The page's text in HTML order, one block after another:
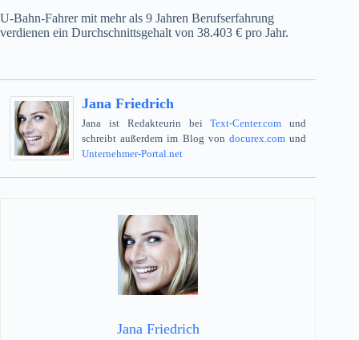
U-Bahn-Fahrer mit mehr als 9 Jahren Berufserfahrung
verdienen ein Durchschnittsgehalt von 38.403 € pro Jahr.
Jana Friedrich
Jana ist Redakteurin beiText-Center.com und
schreibt außerdem im Blog vondocurex.com und
Unternehmer-Portal.net
Jana Friedrich